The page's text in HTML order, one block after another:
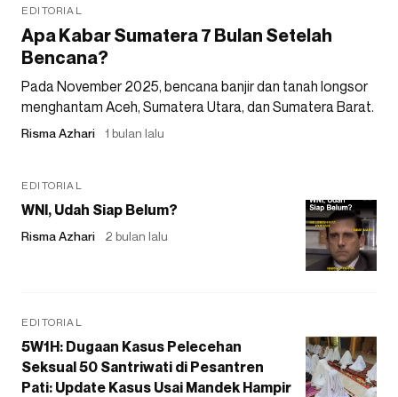
EDITORIAL
Apa Kabar Sumatera 7 Bulan Setelah
Bencana?
Pada November 2025, bencana banjir dan tanah longsor
menghantam Aceh, Sumatera Utara, dan Sumatera Barat.
Risma Azhari 1 bulan lalu
EDITORIAL
WNI, Udah Siap Belum?
Risma Azhari 2 bulan lalu
EDITORIAL
5W1H: Dugaan Kasus Pelecehan
Seksual 50 Santriwati di Pesantren
Pati: Update Kasus Usai Mandek Hampir